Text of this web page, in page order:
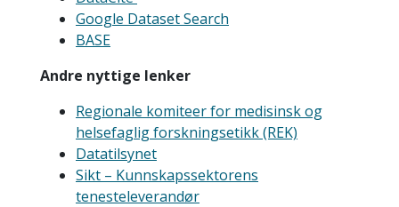
Google Dataset Search
BASE
Andre nyttige lenker
Regionale komiteer for medisinsk og
helsefaglig forskningsetikk (REK)
Datatilsynet
Sikt – Kunnskapssektorens
tenesteleverandør